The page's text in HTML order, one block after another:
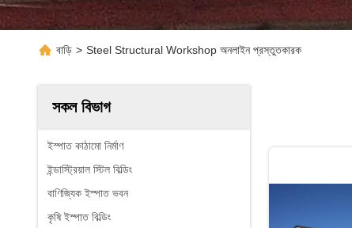
বাড়ি > Steel Structural Workshop অনলাইন প্রস্তুতকারক
সকল বিভাগ
ইস্পাত কাঠামো নির্মাণ
ইন্ডাস্ট্রিয়াল স্টিল বিল্ডিং
বাণিজ্যিক ইস্পাত ভবন
কৃষি ইস্পাত বিল্ডিং